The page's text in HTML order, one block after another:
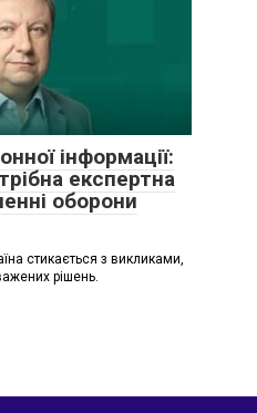
інформації:
експертна
оборони
стикається з викликами,
рішень.